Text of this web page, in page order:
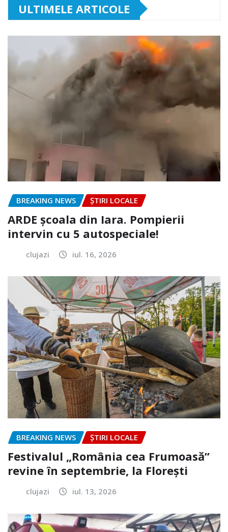
ULTIMELE ARTICOLE
BREAKING NEWS ȘTIRI LOCALE
ARDE școala din Iara. Pompierii
intervin cu 5 autospeciale!
clujazi iul. 16, 2026
BREAKING NEWS ȘTIRI LOCALE
Festivalul „România cea Frumoasă”
revine în septembrie, la Florești
clujazi iul. 13, 2026